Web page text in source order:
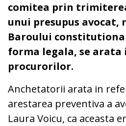
comitea prin
unui presupus avocat,
Baroului
forma legala, se
procurorilor.
Anchetatorii arata in
arestarea preventiva a
Laura Voicu, ca aceasta